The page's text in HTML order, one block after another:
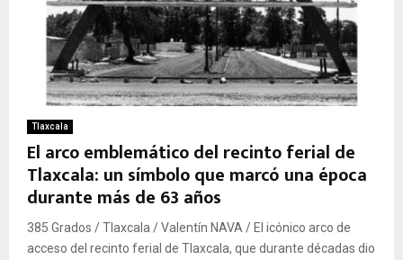
Tlaxcala
El arco emblemático del recinto ferial de
Tlaxcala: un símbolo que marcó una época
durante más de 63 años
385 Grados / Tlaxcala / Valentín NAVA / El icónico arco de
acceso del recinto ferial de Tlaxcala, que durante décadas dio